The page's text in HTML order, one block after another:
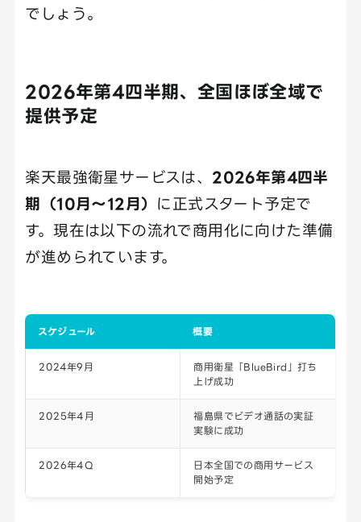
でしょう。
2026年第4四半期、全国ほぼ全域で
提供予定
楽天最強衛星サービスは、 2026年第4四半
期（10月〜12月） に正式スタート予定で
す。現在は以下の流れで商用化に向けた準備
が進められています。
スケジュール 概要
2024年9月
商用衛星「BlueBird」打ち
上げ成功
2025年4月
福島県でビデオ通話の実証
実験に成功
2026年4Q
日本全国での商用サービス
開始予定